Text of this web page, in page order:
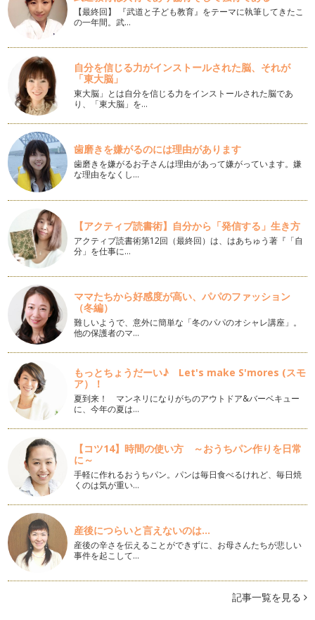
何に書けばいい？？美文字練習に最適な練習用紙！
みなさんは、「字の練習をしよう！」と思ったとき、何に書い
て練習をしていますか？ 市…
「ありがとう」を美文字で書く！
日々、保育園や幼稚園の連絡帳や親戚へのお手紙など、「あり
がとう」という言葉は手書きで書く機…
今年は親戚に手書きの暑中お見舞いを送ろう！
梅雨真っ只中の地域も多い季節になってきましたね。 この梅
雨が明けると、「暑中お見舞…
美文字への効果的な練習に欠かせないのは〇〇！
これまで、すぐにでも美文字に近づけるようなコツをお伝えし
てきましたが、練習をしていく上で非…
線をまっすぐ書けないのは◯が原因！
みなさんは、まっすぐな線をひくことができますか？ 例えば
「木」という字を書こうとす…
速書きでも上手く見える！"ニコイチ"書きを習得！
字でお悩みの方の中でも特に多いのが、「ゆっくり書くとなか
なか綺麗に書けるのに、急いで書くと…
確実に印象UP！数字を美しく書く
日常生活の中でも、書類や連絡帳など「数字」を書く機会は意
外に多いのではないでしょうか。 …
ペン字本選びに迷ったら！上手な選び方と効果的な練習方法
字がきれいになりたい！と思った時、まずはペン字の練習用テ
キストを購入する方も多いのではない…
美文字への近道！3ステップで今すぐ品格のあるひらがなに！
前回の記事『脱・ぎこちない字！上級感を出せるたった2つの
コツ』の中でも少し触れたひらがな。…
脱・ぎこちない字！上級感を出せるたった2つのコツ
字を書くのに、リズム…？と思う方もいるかもしれませんね。
…
筆ペンを使いこなしてワンランク上の美文字を目指す！～後編
～
前回の記事では、筆ペンの正しい持ち方、オススメの筆ペン、
【最終回】 『武道と子ども教育』をテーマに執筆してきたこ
の一年間。武…
自分を信じる力がインストールされた脳、それが
「東大脳」
東大脳」とは自分を信じる力をインストールされた脳であ
り、「東大脳」を…
歯磨きを嫌がるのには理由があります
歯磨きを嫌がるお子さんは理由があって嫌がっています。嫌
な理由をなくし…
【アクティブ読書術】自分から「発信する」生き方
アクティブ読書術第12回（最終回）は、はあちゅう著『「自
分」を仕事に…
ママたちから好感度が高い、パパのファッション
（冬編）
難しいようで、意外に簡単な「冬のパパのオシャレ講座」。
他の保護者のマ…
もっとちょうだーい♪ Let's make S'mores (スモ
ア）！
夏到来！ マンネリになりがちのアウトドア&バーベキュー
に、今年の夏は…
【コツ14】時間の使い方 ～おうちパン作りを日常
に～
手軽に作れるおうちパン。パンは毎日食べるけれど、毎日焼
くのは気が重い…
産後につらいと言えないのは...
産後の辛さを伝えることができずに、お母さんたちが悲しい
事件を起こして…
記事一覧を見る